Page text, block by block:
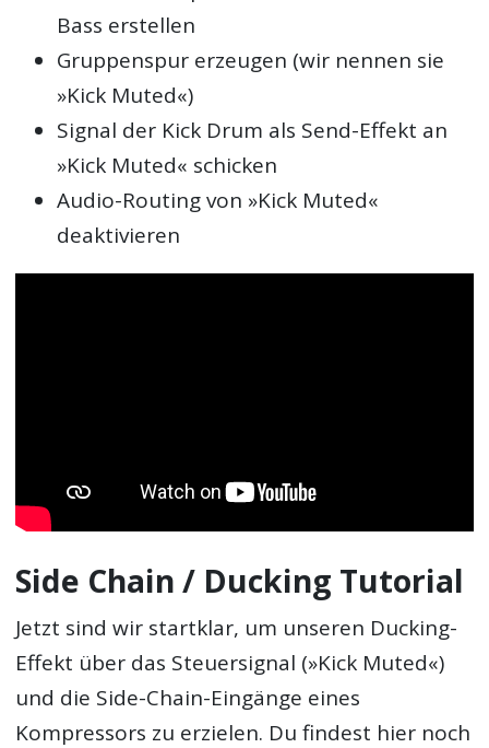
Bass erstellen
Gruppenspur erzeugen (wir nennen sie
»Kick Muted«)
Signal der Kick Drum als Send-Effekt an
»Kick Muted« schicken
Audio-Routing von »Kick Muted«
deaktivieren
Side Chain / Ducking Tutorial
Jetzt sind wir startklar, um unseren Ducking-
Effekt über das Steuersignal (»Kick Muted«)
und die Side-Chain-Eingänge eines
Kompressors zu erzielen. Du findest hier noch